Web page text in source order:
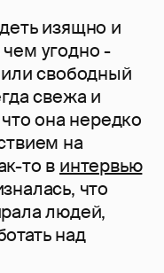
изящно и
угодно -
свободный
свежа и
она нередко
на
то в интервью
что
людей,
над